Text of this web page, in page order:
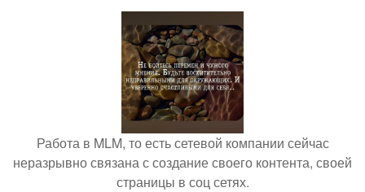
Работа в MLM, то есть сетевой компании сейчас
неразрывно связана с создание своего контента, своей
страницы в соц сетях.